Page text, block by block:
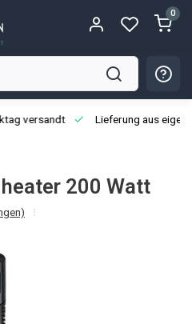
0
versandt Lieferung aus
200 Watt